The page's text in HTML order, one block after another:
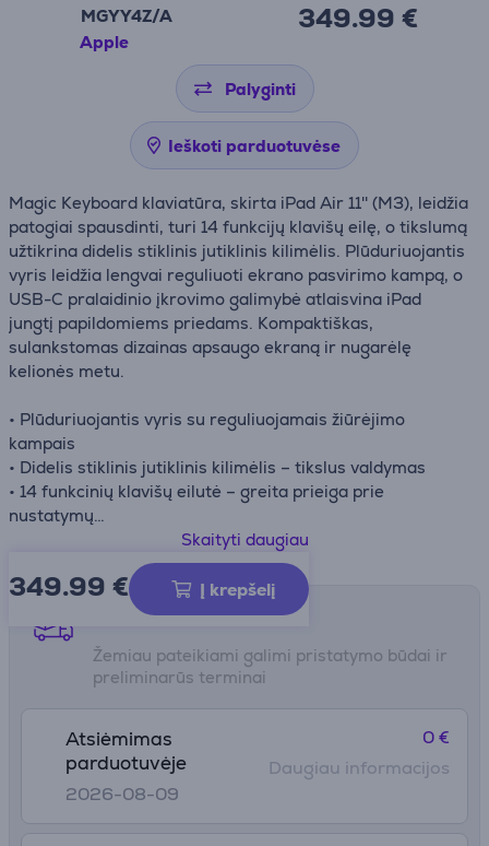
MGYY4Z/A
Apple
349.99 €
Palyginti
Ieškoti parduotuvėse
Magic Keyboard klaviatūra, skirta iPad Air 11'' (M3), leidžia
patogiai spausdinti, turi 14 funkcijų klavišų eilę, o tikslumą
užtikrina didelis stiklinis jutiklinis kilimėlis. Plūduriuojantis
vyris leidžia lengvai reguliuoti ekrano pasvirimo kampą, o
USB-C pralaidinio įkrovimo galimybė atlaisvina iPad
jungtį papildomiems priedams. Kompaktiškas,
sulankstomas dizainas apsaugo ekraną ir nugarėlę
kelionės metu.
• Plūduriuojantis vyris su reguliuojamais žiūrėjimo
kampais
• Didelis stiklinis jutiklinis kilimėlis – tikslus valdymas
• 14 funkcinių klavišų eilutė – greita prieiga prie
nustatymų
• USB-C pralaidinis įkrovimas – patogus priedų
• Sulankstomas dizainas – abipusė apsauga keliaujant
Skaityti daugiau
349.99 € Į krepšelį
Pristatymo būdai
Žemiau pateikiami galimi pristatymo būdai ir
preliminarūs terminai
Atsiėmimas
parduotuvėje
2026-08-09
0 €
Daugiau informacijos